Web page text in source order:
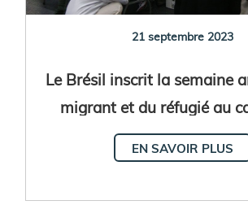
21 septembre 2023
Le Brésil inscrit la semaine
migrant et du réfugié au
national
EN SAVOIR PLUS